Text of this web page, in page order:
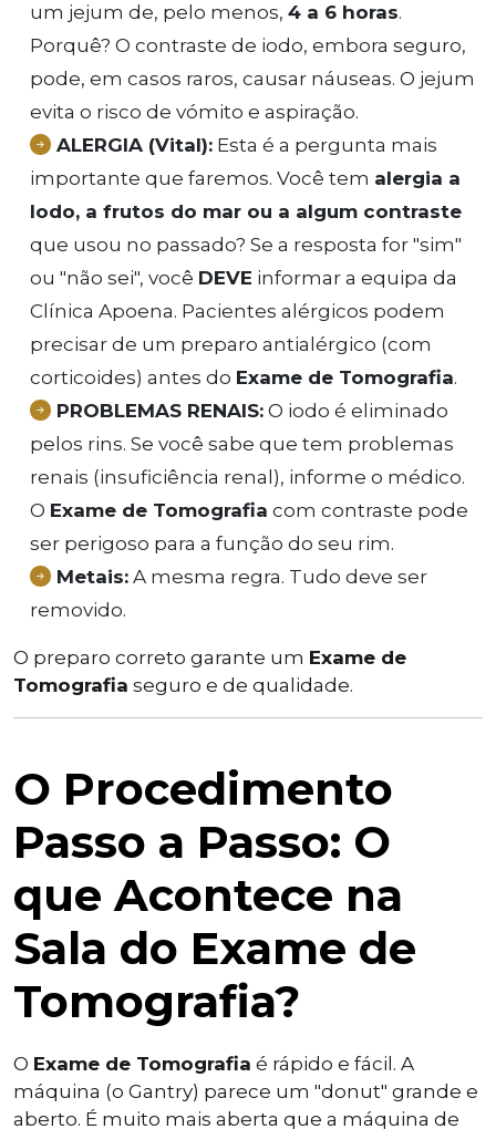
um jejum de, pelo menos, 4 a 6 horas.
Porquê? O contraste de iodo, embora seguro,
pode, em casos raros, causar náuseas. O jejum
evita o risco de vómito e aspiração.
ALERGIA (Vital): Esta é a pergunta mais
importante que faremos. Você tem alergia a
Iodo, a frutos do mar ou a algum contraste
que usou no passado? Se a resposta for "sim"
ou "não sei", você DEVE informar a equipa da
Clínica Apoena. Pacientes alérgicos podem
precisar de um preparo antialérgico (com
corticoides) antes do Exame de Tomografia.
PROBLEMAS RENAIS: O iodo é eliminado
pelos rins. Se você sabe que tem problemas
renais (insuficiência renal), informe o médico.
O Exame de Tomografia com contraste pode
ser perigoso para a função do seu rim.
Metais: A mesma regra. Tudo deve ser
removido.
O preparo correto garante um Exame de
Tomografia seguro e de qualidade.
O Procedimento
Passo a Passo: O
que Acontece na
Sala do Exame de
Tomografia?
O Exame de Tomografia é rápido e fácil. A
máquina (o Gantry) parece um "donut" grande e
aberto. É muito mais aberta que a máquina de